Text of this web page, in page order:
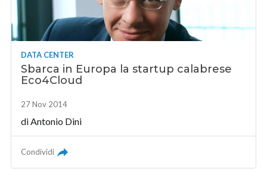
DATA CENTER
Sbarca in Europa la startup calabrese
Eco4Cloud
27 Nov 2014
diAntonio Dini
Condividi